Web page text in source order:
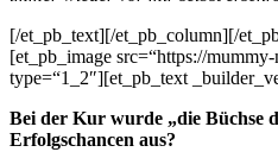
[/et_pb_text][/et_pb_column][/
[et_pb_image src=“https://
type=“1_2″][et_pb_text
Bei der Kur wurde „die Büchse
Erfolgschancen aus?